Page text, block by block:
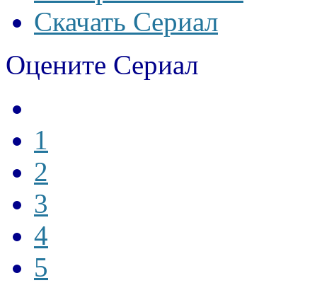
Скачать Сериал
Оцените Сериал
1
2
3
4
5